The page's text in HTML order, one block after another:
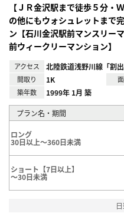
【ＪＲ金沢駅まで徒歩５分・
の他にもウォシュレットまで
ン【石川金沢駅前マンスリー
前ウィークリーマンション】
アクセス 北陸鉄道浅野川線「割
間取り 1K
築年数 1999年 1月 築
プラン名・期間
ロング
30日以上～360日未満
ショート【7日以上】
～30日未満